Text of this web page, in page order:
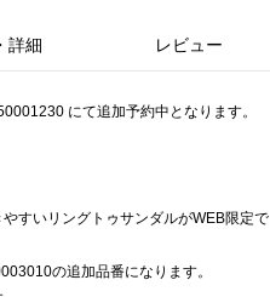
詳細 レビュー
にて追加予約中となります。
すいリングトゥサンダルがWEB限定で
の追加品番になります。